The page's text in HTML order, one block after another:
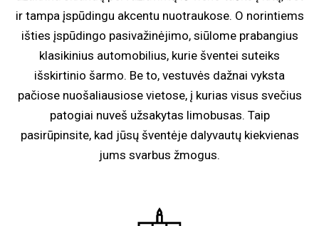
ir tampa įspūdingu akcentu nuotraukose. O norintiems
išties įspūdingo pasivažinėjimo, siūlome prabangius
klasikinius automobilius, kurie šventei suteiks
išskirtinio šarmo. Be to, vestuvės dažnai vyksta
pačiose nuošaliausiose vietose, į kurias visus svečius
patogiai nuveš užsakytas limobusas. Taip
pasirūpinsite, kad jūsų šventėje dalyvautų kiekvienas
jums svarbus žmogus.